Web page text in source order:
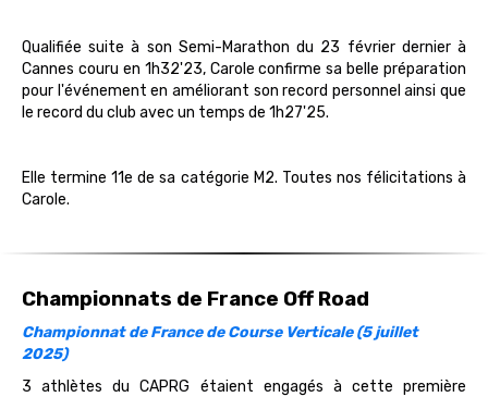
Qualifiée suite à son Semi-Marathon du 23 février dernier à
Cannes couru en 1h32'23, Carole confirme sa belle préparation
pour l'événement en améliorant son record personnel ainsi que
le record du club avec un temps de 1h27'25.
Elle termine 11e de sa catégorie M2. Toutes nos félicitations à
Carole.
Championnats de France Off Road
Championnat de France de Course Verticale (5 juillet
2025)
3 athlètes du CAPRG étaient engagés à cette première